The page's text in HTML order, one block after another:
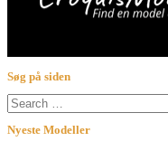
Søg på siden
Search
for:
Nyeste Modeller